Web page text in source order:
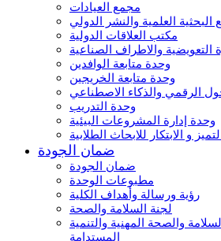
مجمع العيادات
العلمية والنشر الدولي
مكتب العلاقات الدولية
التعويضية والاطراف الصناعية
وحدة متابعة الوافدين
وحدة متابعة الخريجين
الرقمي والذكاء الاصطناعي
وحدة التدريب
وحدة إدارة المشروعات البيئية
و الابتكار للابحاث الطلابية
ضمان الجودة
ضمان الجودة
مطبوعات الوحدة
رؤية ورسالة وأهداف الكلية
لجنة السلامة والصحة
والصحة المهنية والتنمية
المستدامة